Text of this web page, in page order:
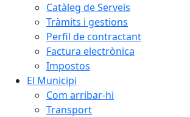
Catàleg de Serveis
Tràmits i gestions
Perfil de contractant
Factura electrònica
Impostos
El Municipi
Com arribar-hi
Transport